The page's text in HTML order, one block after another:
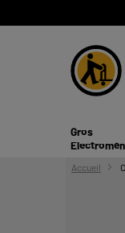
Gros
Accueil